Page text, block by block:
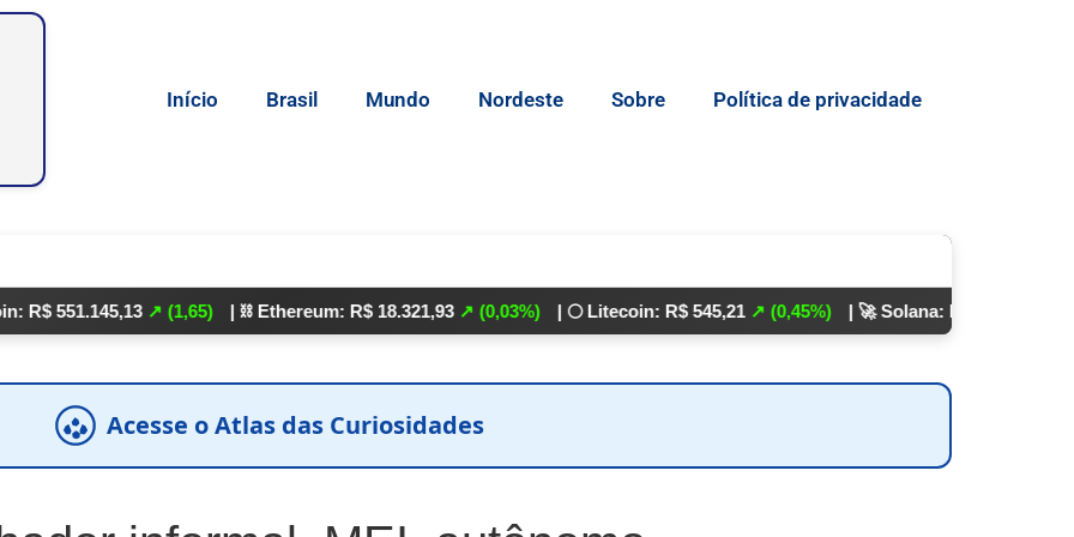
Início Brasil Mundo Nordeste Sobre Política de privacidade
↗ (1,65) | ⛓️ Ethereum: R$ 18.321,93↗ (0,03%) | 🌕 Litecoin: R$ 545,21↗ (0,45%) | 🚀 Solana: R$ 862,24
Acesse o Atlas das Curiosidades